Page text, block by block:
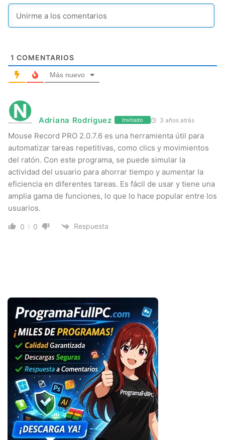
1 COMENTARIOS
Más nuevo
Adriana Rodríguez Invitado 3 años atrás
Mouse Record PRO 2.0.7.6 es una herramienta útil para
automatizar tareas repetitivas, como clics y movimientos
del ratón. Con este programa, se puede simular la
actividad del usuario para ahorrar tiempo y aumentar la
eficiencia en diferentes tareas. Es fácil de usar y tiene una
amplia gama de funciones, lo que lo hace popular entre los
usuarios.
0 0 Respuesta